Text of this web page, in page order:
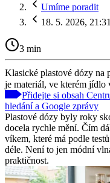
Umíme poradit
18. 5. 2026, 21:31
3 min
Klasické plastové dózy
je materiál, ve kterém jídlo
Přidejte si obsah
hledání a Google zprávy
Plastové dózy byly roky
docela rychle mění. Čím
víkem, které má podle
déle. Není to jen módní
praktičnost.